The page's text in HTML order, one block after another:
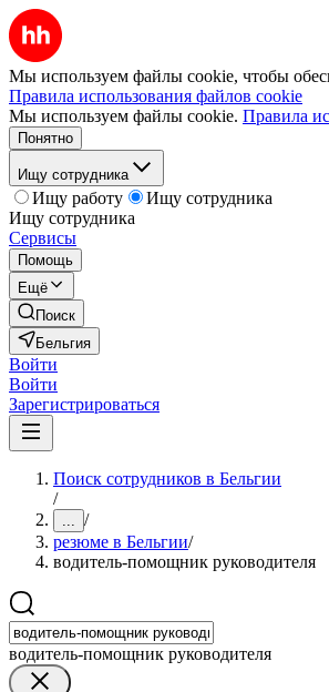
Мы используем файлы cookie, чтобы
Правила использования файлов cookie
Мы используем файлы cookie. Правила
Понятно
Ищу сотрудника
Ищу работу
Ищу сотрудника
Ищу сотрудника
Сервисы
Помощь
Ещё
Поиск
Бельгия
Войти
Войти
Зарегистрироваться
Поиск сотрудников в Бельгии
/
... /
резюме в Бельгии/
водитель-помощник руководителя
водитель-помощник руководителя